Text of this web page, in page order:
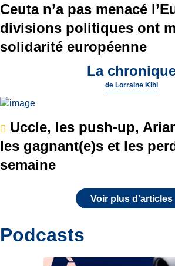
Ceuta n’a pas menacé
divisions politiques ont
solidarité européenne
La
de Lorraine Kihl
Uccle, les push-up,
les gagnant(e)s et les
semaine
Voir plus d'articles
Podcasts